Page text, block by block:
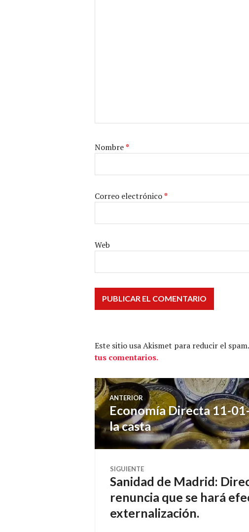
Nombre*
Correo electrónico*
Web
Este sitio usa Akismet para reducir el spam.
tus comentarios.
Navegación
de
entradas
ANTERIOR
Entrada
anterior:
Economía Directa 11-
la casta
SIGUIENTE
Entrada
siguiente:
Sanidad de Madrid:
renuncia que se hará
externalización.